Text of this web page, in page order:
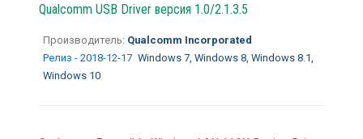
Qualcomm USB Driver версия 1.0/2.1.3.5
Производитель: Qualcomm Incorporated
Релиз - 2018-12-17 Windows 7, Windows 8, Windows 8.1,
Windows 10